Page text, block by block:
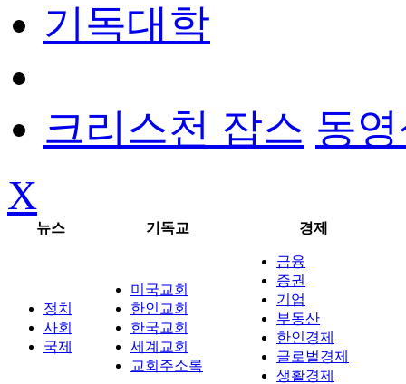
기독대학
크리스천 잡스 동
X
뉴스 기독교 경제
정치
사회
국제
미국교회
한인교회
한국교회
세계교회
교회주소록
금융
증권
기업
부동산
한인경제
글로벌경제
생활경제